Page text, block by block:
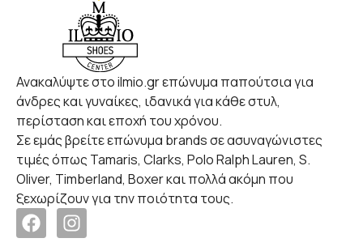
Ανακαλύψτε στο ilmio.gr επώνυμα παπούτσια για
άνδρες και γυναίκες, ιδανικά για κάθε στυλ,
περίσταση και εποχή του χρόνου.
Σε εμάς βρείτε επώνυμα brands σε ασυναγώνιστες
τιμές όπως Tamaris, Clarks, Polo Ralph Lauren, S.
Oliver, Timberland, Boxer και πολλά ακόμη που
ξεχωρίζουν για την ποιότητα τους.